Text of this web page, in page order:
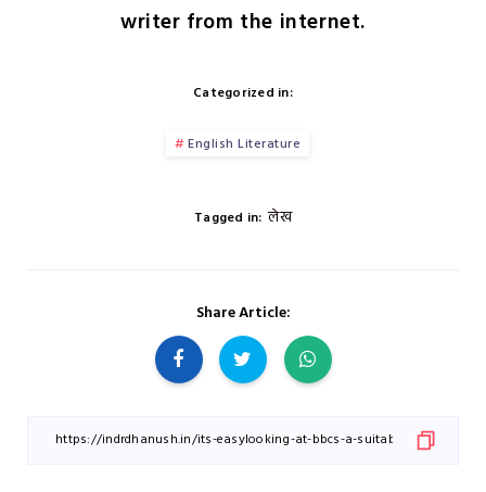
writer from the internet.
Categorized in:
English Literature
Tagged in: लेख
Share Article: